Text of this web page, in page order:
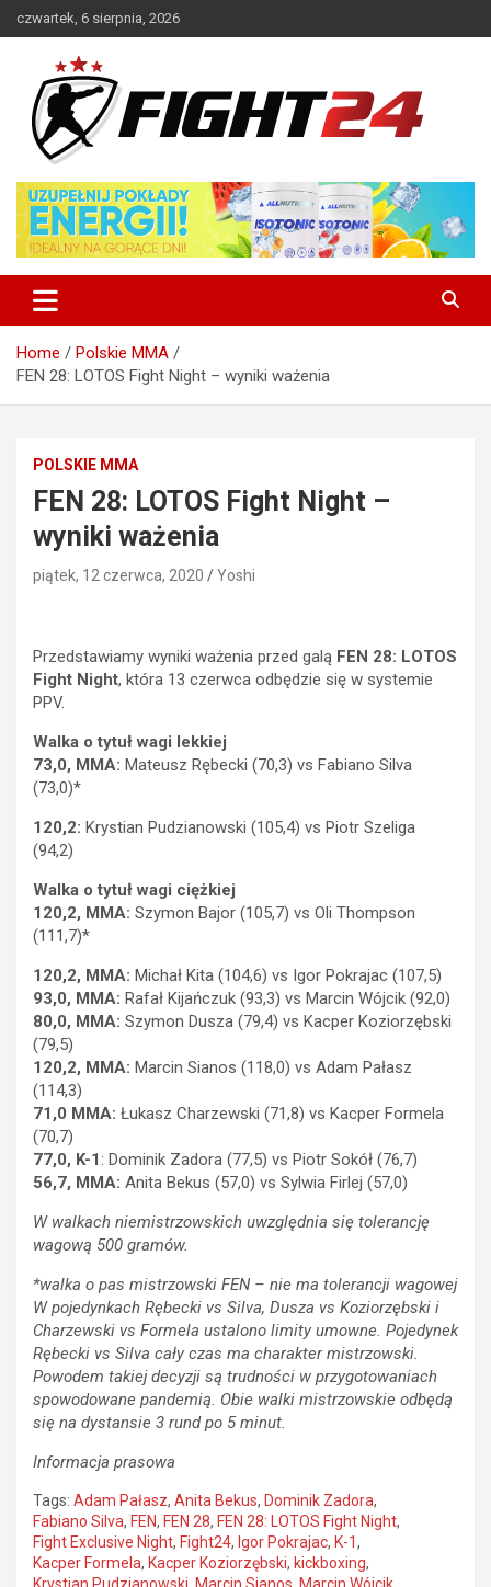
to
czwartek, 6 sierpnia, 2026
FIGHT24.PL – MMA i K-1, UFC
Home
Polskie MMA
FEN 28: LOTOS Fight Night – wyniki ważenia
POLSKIE MMA
FEN 28: LOTOS Fight Night –
wyniki ważenia
piątek, 12 czerwca, 2020 Yoshi
Przedstawiamy wyniki ważenia przed galą FEN 28: LOTOS
Fight Night, która 13 czerwca odbędzie się w systemie
PPV.
Walka o tytuł wagi lekkiej
73,0, MMA: Mateusz Rębecki (70,3) vs Fabiano Silva
(73,0)*
120,2: Krystian Pudzianowski (105,4) vs Piotr Szeliga
(94,2)
Walka o tytuł wagi ciężkiej
120,2, MMA: Szymon Bajor (105,7) vs Oli Thompson
(111,7)*
120,2, MMA: Michał Kita (104,6) vs Igor Pokrajac (107,5)
93,0, MMA: Rafał Kijańczuk (93,3) vs Marcin Wójcik (92,0)
80,0, MMA: Szymon Dusza (79,4) vs Kacper Koziorzębski
(79,5)
120,2, MMA: Marcin Sianos (118,0) vs Adam Pałasz
(114,3)
71,0 MMA: Łukasz Charzewski (71,8) vs Kacper Formela
(70,7)
77,0, K-1: Dominik Zadora (77,5) vs Piotr Sokół (76,7)
56,7, MMA: Anita Bekus (57,0) vs Sylwia Firlej (57,0)
W walkach niemistrzowskich uwzględnia się tolerancję
wagową 500 gramów.
*walka o pas mistrzowski FEN – nie ma tolerancji wagowej
W pojedynkach Rębecki vs Silva, Dusza vs Koziorzębski i
Charzewski vs Formela ustalono limity umowne. Pojedynek
Rębecki vs Silva cały czas ma charakter mistrzowski.
Powodem takiej decyzji są trudności w przygotowaniach
spowodowane pandemią. Obie walki mistrzowskie odbędą
się na dystansie 3 rund po 5 minut.
Informacja prasowa
Tags: Adam Pałasz, Anita Bekus, Dominik Zadora,
Fabiano Silva, FEN, FEN 28, FEN 28: LOTOS Fight Night,
Fight Exclusive Night, Fight24, Igor Pokrajac, K-1,
Kacper Formela, Kacper Koziorzębski, kickboxing,